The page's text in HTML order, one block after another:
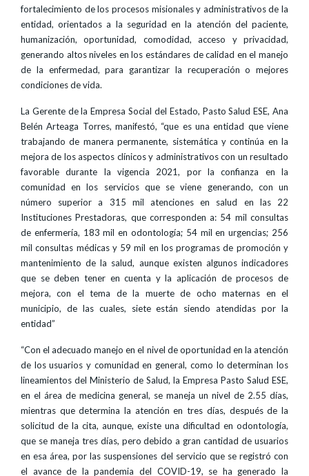
fortalecimiento de los procesos misionales y administrativos de la
entidad, orientados a la seguridad en la atención del paciente,
humanización, oportunidad, comodidad, acceso y privacidad,
generando altos niveles en los estándares de calidad en el manejo
de la enfermedad, para garantizar la recuperación o mejores
condiciones de vida.
La Gerente de la Empresa Social del Estado, Pasto Salud ESE, Ana
Belén Arteaga Torres, manifestó, “que es una entidad que viene
trabajando de manera permanente, sistemática y continúa en la
mejora de los aspectos clínicos y administrativos con un resultado
favorable durante la vigencia 2021, por la confianza en la
comunidad en los servicios que se viene generando, con un
número superior a 315 mil atenciones en salud en las 22
Instituciones Prestadoras, que corresponden a: 54 mil consultas
de enfermería, 183 mil en odontología; 54 mil en urgencias; 256
mil consultas médicas y 59 mil en los programas de promoción y
mantenimiento de la salud, aunque existen algunos indicadores
que se deben tener en cuenta y la aplicación de procesos de
mejora, con el tema de la muerte de ocho maternas en el
municipio, de las cuales, siete están siendo atendidas por la
entidad”
“Con el adecuado manejo en el nivel de oportunidad en la atención
de los usuarios y comunidad en general, como lo determinan los
lineamientos del Ministerio de Salud, la Empresa Pasto Salud ESE,
en el área de medicina general, se maneja un nivel de 2.55 días,
mientras que determina la atención en tres días, después de la
solicitud de la cita, aunque, existe una dificultad en odontología,
que se maneja tres días, pero debido a gran cantidad de usuarios
en esa área, por las suspensiones del servicio que se registró con
el avance de la pandemia del COVID-19, se ha generado la